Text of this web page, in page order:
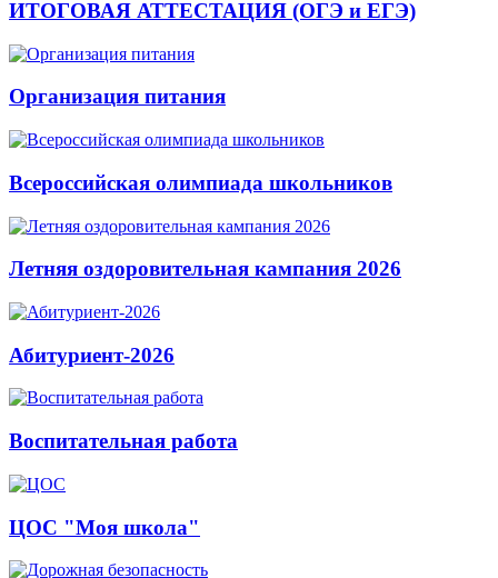
ИТОГОВАЯ АТТЕСТАЦИЯ (ОГЭ и ЕГЭ)
Организация питания
Всероссийская олимпиада школьников
Летняя оздоровительная кампания 2026
Абитуриент-2026
Воспитательная работа
ЦОС "Моя школа"